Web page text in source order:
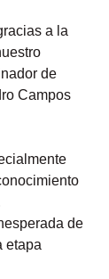
a la
de
Campos
de
etapa